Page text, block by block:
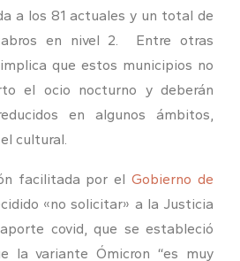
a los 81 actuales y un total de
en nivel 2. Entre otras
que estos municipios no
el ocio nocturno y deberán
en algunos ámbitos,
cultural.
facilitada por elGobierno de
«no solicitar» a la Justicia
covid, que se estableció
la variante Ómicron “es muy